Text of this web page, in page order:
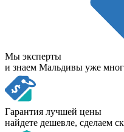
Мы эксперты
и знаем Мальдивы уже
Гарантия лучшей цены
найдете дешевле, сделаем